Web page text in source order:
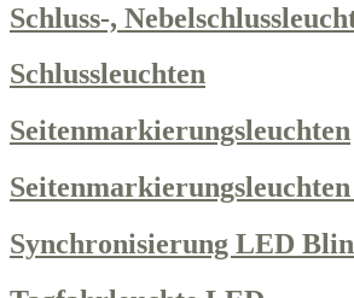
Schluss-,
Schlussleuchten
Seitenmarkierungsleuchten
Synchronisierung LED